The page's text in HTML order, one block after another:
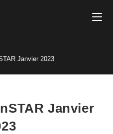
Janvier 2023
Janvier